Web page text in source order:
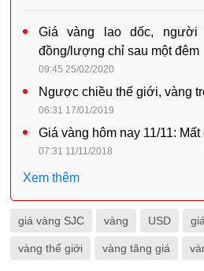
Giá vàng lao dốc,
đồng/lượng chỉ sau một đêm
09:45 25/02/2020
Ngược chiều thế giới, vàng
06:31 17/01/2019
Giá vàng hôm nay 11/11:
07:31 11/11/2018
Xem thêm
giá vàng SJC vàng USD
vàng thế giới vàng tăng giá